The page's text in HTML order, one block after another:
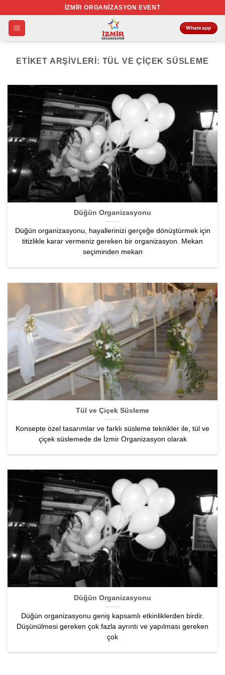
atla
İZMIR ORGANIZASYON EVENT
Whatsapp
ETIKET ARŞIVLERI: TÜL VE ÇIÇEK SÜSLEME
Düğün Organizasyonu
Düğün organizasyonu, hayallerinizi gerçeğe dönüştürmek için
titizlikle karar vermeniz gereken bir organizasyon. Mekan
seçiminden mekan
Tül ve Çiçek Süsleme
Konsepte özel tasarımlar ve farklı süsleme teknikler ile, tül ve
çiçek süslemede de İzmir Organizasyon olarak
Düğün Organizasyonu
Düğün organizasyonu geniş kapsamlı etkinliklerden birdir.
Düşünülmesi gereken çok fazla ayrıntı ve yapılması gereken
çok